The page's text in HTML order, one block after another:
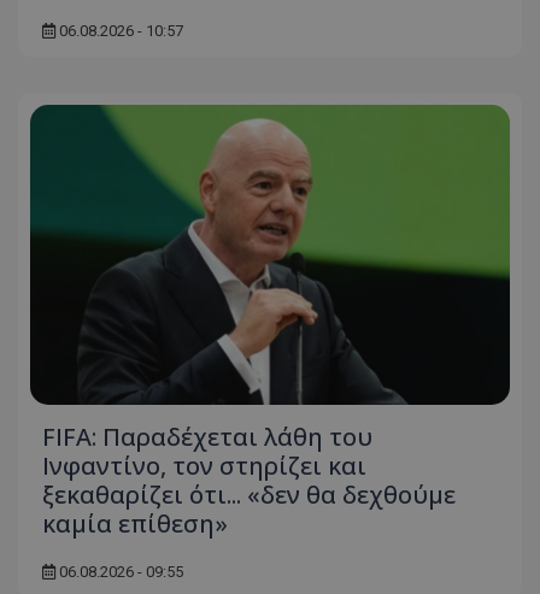
06.08.2026 - 10:57
FIFA: Παραδέχεται λάθη του
Ινφαντίνο, τον στηρίζει και
ξεκαθαρίζει ότι... «δεν θα δεχθούμε
καμία επίθεση»
06.08.2026 - 09:55